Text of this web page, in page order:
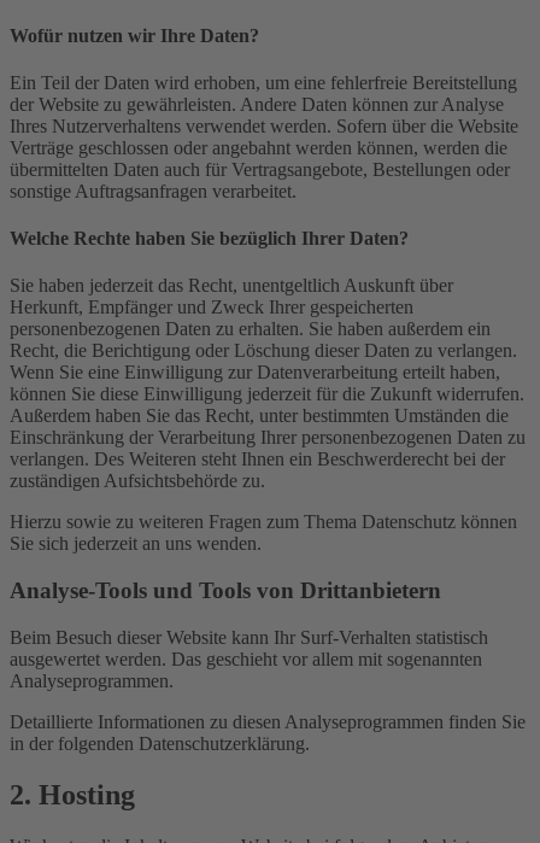
Wofür nutzen wir Ihre Daten?
Ein Teil der Daten wird erhoben, um eine fehlerfreie Bereitstellung
der Website zu gewährleisten. Andere Daten können zur Analyse
Ihres Nutzerverhaltens verwendet werden. Sofern über die Website
Verträge geschlossen oder angebahnt werden können, werden die
übermittelten Daten auch für Vertragsangebote, Bestellungen oder
sonstige Auftragsanfragen verarbeitet.
Welche Rechte haben Sie bezüglich Ihrer Daten?
Sie haben jederzeit das Recht, unentgeltlich Auskunft über
Herkunft, Empfänger und Zweck Ihrer gespeicherten
personenbezogenen Daten zu erhalten. Sie haben außerdem ein
Recht, die Berichtigung oder Löschung dieser Daten zu verlangen.
Wenn Sie eine Einwilligung zur Datenverarbeitung erteilt haben,
können Sie diese Einwilligung jederzeit für die Zukunft widerrufen.
Außerdem haben Sie das Recht, unter bestimmten Umständen die
Einschränkung der Verarbeitung Ihrer personenbezogenen Daten zu
verlangen. Des Weiteren steht Ihnen ein Beschwerderecht bei der
zuständigen Aufsichtsbehörde zu.
Hierzu sowie zu weiteren Fragen zum Thema Datenschutz können
Sie sich jederzeit an uns wenden.
Analyse-Tools und Tools von Dritt­anbietern
Beim Besuch dieser Website kann Ihr Surf-Verhalten statistisch
ausgewertet werden. Das geschieht vor allem mit sogenannten
Analyseprogrammen.
Detaillierte Informationen zu diesen Analyseprogrammen finden Sie
in der folgenden Datenschutzerklärung.
2. Hosting